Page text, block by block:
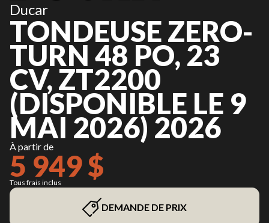
Ducar
TONDEUSE ZERO-
TURN 48 PO, 23
CV, ZT2200
(DISPONIBLE LE 9
MAI 2026) 2026
À partir de
5 949 $
Tous frais inclus
DEMANDE DE PRIX